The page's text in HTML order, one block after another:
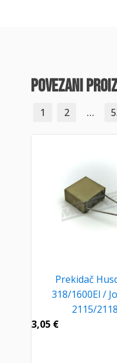
povezani
1 2 …
Prekidač
318/1600El /
2115/
3,05 €